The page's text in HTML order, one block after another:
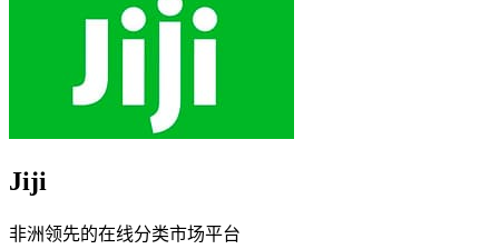
Jiji
非洲领先的在线分类市场平台